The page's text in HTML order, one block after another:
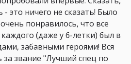
это ничего не сказать! Было
понравилось, что все
(даже у 6-летки) был в
забавными героями! Вся
за звание "Лучший спец по